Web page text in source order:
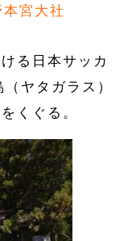
本宮大社
る日本サッカ
ヤタガラス）
くぐる。